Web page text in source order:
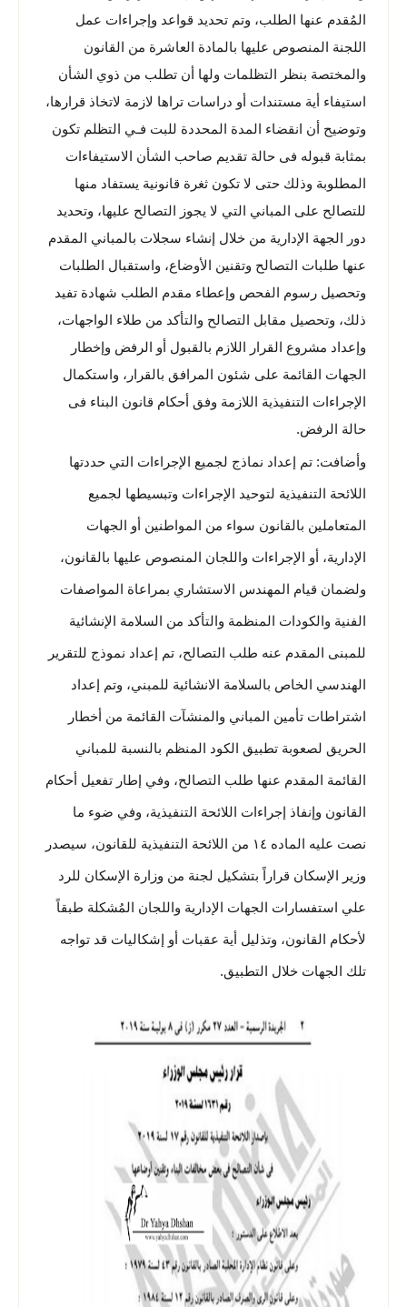
المُقدم عنها الطلب، وتم تحديد قواعد وإجراءات عمل
اللجنة المنصوص عليها بالمادة العاشرة من القانون
والمختصة بنظر التظلمات ولها أن تطلب من ذوي الشأن
استيفاء أية مستندات أو دراسات تراها لازمة لاتخاذ قرارها،
وتوضيح أن انقضاء المدة المحددة للبت فـي التظلم تكون
بمثابة قبوله فى حالة تقديم صاحب الشأن الاستيفاءات
المطلوبة وذلك حتى لا تكون ثغرة قانونية يستفاد منها
للتصالح على المباني التي لا يجوز التصالح عليها، وتحديد
دور الجهة الإدارية من خلال إنشاء سجلات بالمباني المقدم
عنها طلبات التصالح وتقنين الأوضاع، واستقبال الطلبات
وتحصيل رسوم الفحص وإعطاء مقدم الطلب شهادة تفيد
ذلك، وتحصيل مقابل التصالح والتأكد من طلاء الواجهات،
وإعداد مشروع القرار اللازم بالقبول أو الرفض وإخطار
الجهات القائمة على شئون المرافق بالقرار، واستكمال
الإجراءات التنفيذية اللازمة وفق أحكام قانون البناء فى
حالة الرفض.
وأضافت: تم إعداد نماذج لجميع الإجراءات التي حددتها
اللائحة التنفيذية لتوحيد الإجراءات وتبسيطها لجميع
المتعاملين بالقانون سواء من المواطنين أو الجهات
الإدارية، أو الإجراءات واللجان المنصوص عليها بالقانون،
ولضمان قيام المهندس الاستشاري بمراعاة المواصفات
الفنية والكودات المنظمة والتأكد من السلامة الإنشائية
للمبنى المقدم عنه طلب التصالح، تم إعداد نموذج للتقرير
الهندسي الخاص بالسلامة الانشائية للمبني، وتم إعداد
اشتراطات تأمين المباني والمنشآت القائمة من أخطار
الحريق لصعوبة تطبيق الكود المنظم بالنسبة للمباني
القائمة المقدم عنها طلب التصالح، وفي إطار تفعيل أحكام
القانون وإنفاذ إجراءات اللائحة التنفيذية، وفي ضوء ما
نصت عليه الماده ١٤ من اللائحة التنفيذية للقانون، سيصدر
وزير الإسكان قراراً بتشكيل لجنة من وزارة الإسكان للرد
علي استفسارات الجهات الإدارية واللجان المُشكلة طبقاً
لأحكام القانون، وتذليل أية عقبات أو إشكاليات قد تواجه
تلك الجهات خلال التطبيق.